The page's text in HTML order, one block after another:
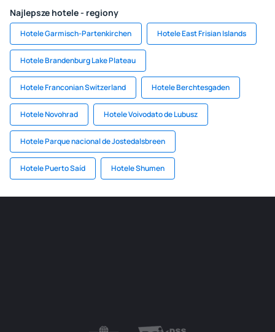
Najlepsze hotele - regiony
Hotele Garmisch-Partenkirchen Hotele East Frisian Islands
Hotele Brandenburg Lake Plateau
Hotele Franconian Switzerland Hotele Berchtesgaden
Hotele Novohrad Hotele Voivodato de Lubusz
Hotele Parque nacional de Jostedalsbreen
Hotele Puerto Saíd Hotele Shumen